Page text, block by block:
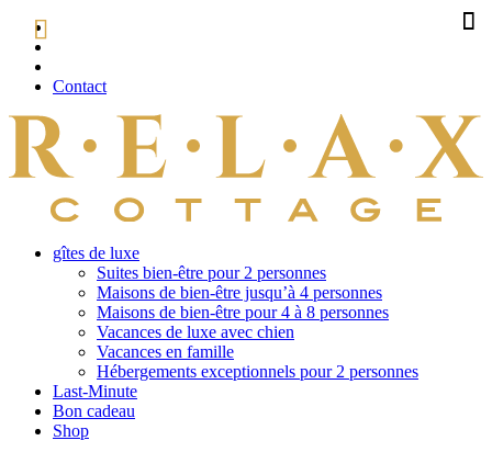
Contact
gîtes de luxe
Suites bien-être pour 2 personnes
Maisons de bien-être jusqu’à 4 personnes
Maisons de bien-être pour 4 à 8 personnes
Vacances de luxe avec chien
Vacances en famille
Hébergements exceptionnels pour 2 personnes
Last-Minute
Bon cadeau
Shop